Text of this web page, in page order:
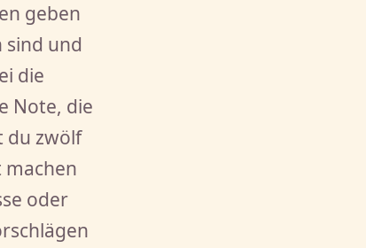
geben
sind und
die
Note, die
du zwölf
machen
oder